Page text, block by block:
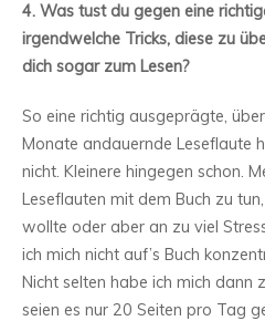
4. Was tust du gegen eine
irgendwelche Tricks, diese zu
dich sogar zum Lesen?
So eine richtig ausgeprägte,
Monate andauernde Leseflaute
nicht. Kleinere hingegen schon.
Leseflauten mit dem Buch zu
wollte oder aber an zu viel
ich mich nicht auf’s Buch
Nicht selten habe ich mich dann
seien es nur 20 Seiten pro Tag